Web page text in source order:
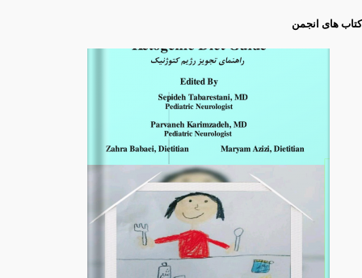
کتاب های انجمن